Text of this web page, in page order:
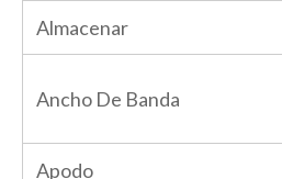
Almacenar
Ancho De Banda
Apodo